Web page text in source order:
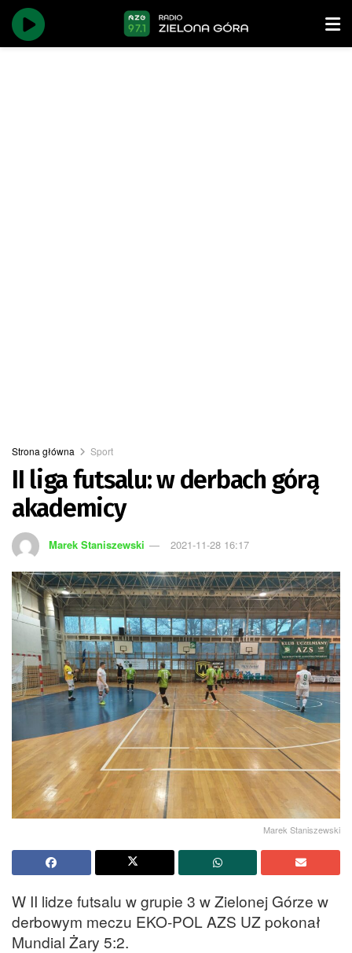
Strona główna Sport
II liga futsalu: w derbach górą
akademicy
Marek Staniszewski 2021-11-28 16:17
Marek Staniszewski
W II lidze futsalu w grupie 3 w Zielonej Górze w
derbowym meczu EKO-POL AZS UZ pokonał
Mundial Żary 5:2.